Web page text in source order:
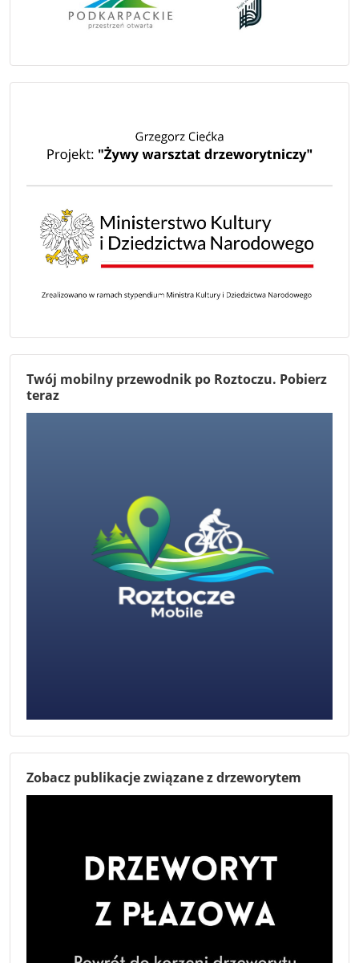
Twój mobilny przewodnik po Roztoczu. Pobierz
teraz
Zobacz publikacje związane z drzeworytem